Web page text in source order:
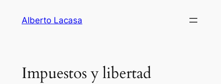
Alberto Lacasa
Impuestos y libertad